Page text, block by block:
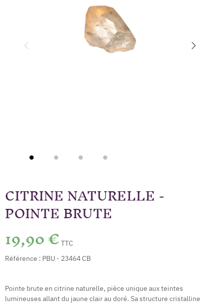
CITRINE NATURELLE -
POINTE BRUTE
19,90 € TTC
Référence : PBU - 23464 CB
Pointe brute en citrine naturelle, pièce unique aux teintes
lumineuses allant du jaune clair au doré. Sa structure cristalline